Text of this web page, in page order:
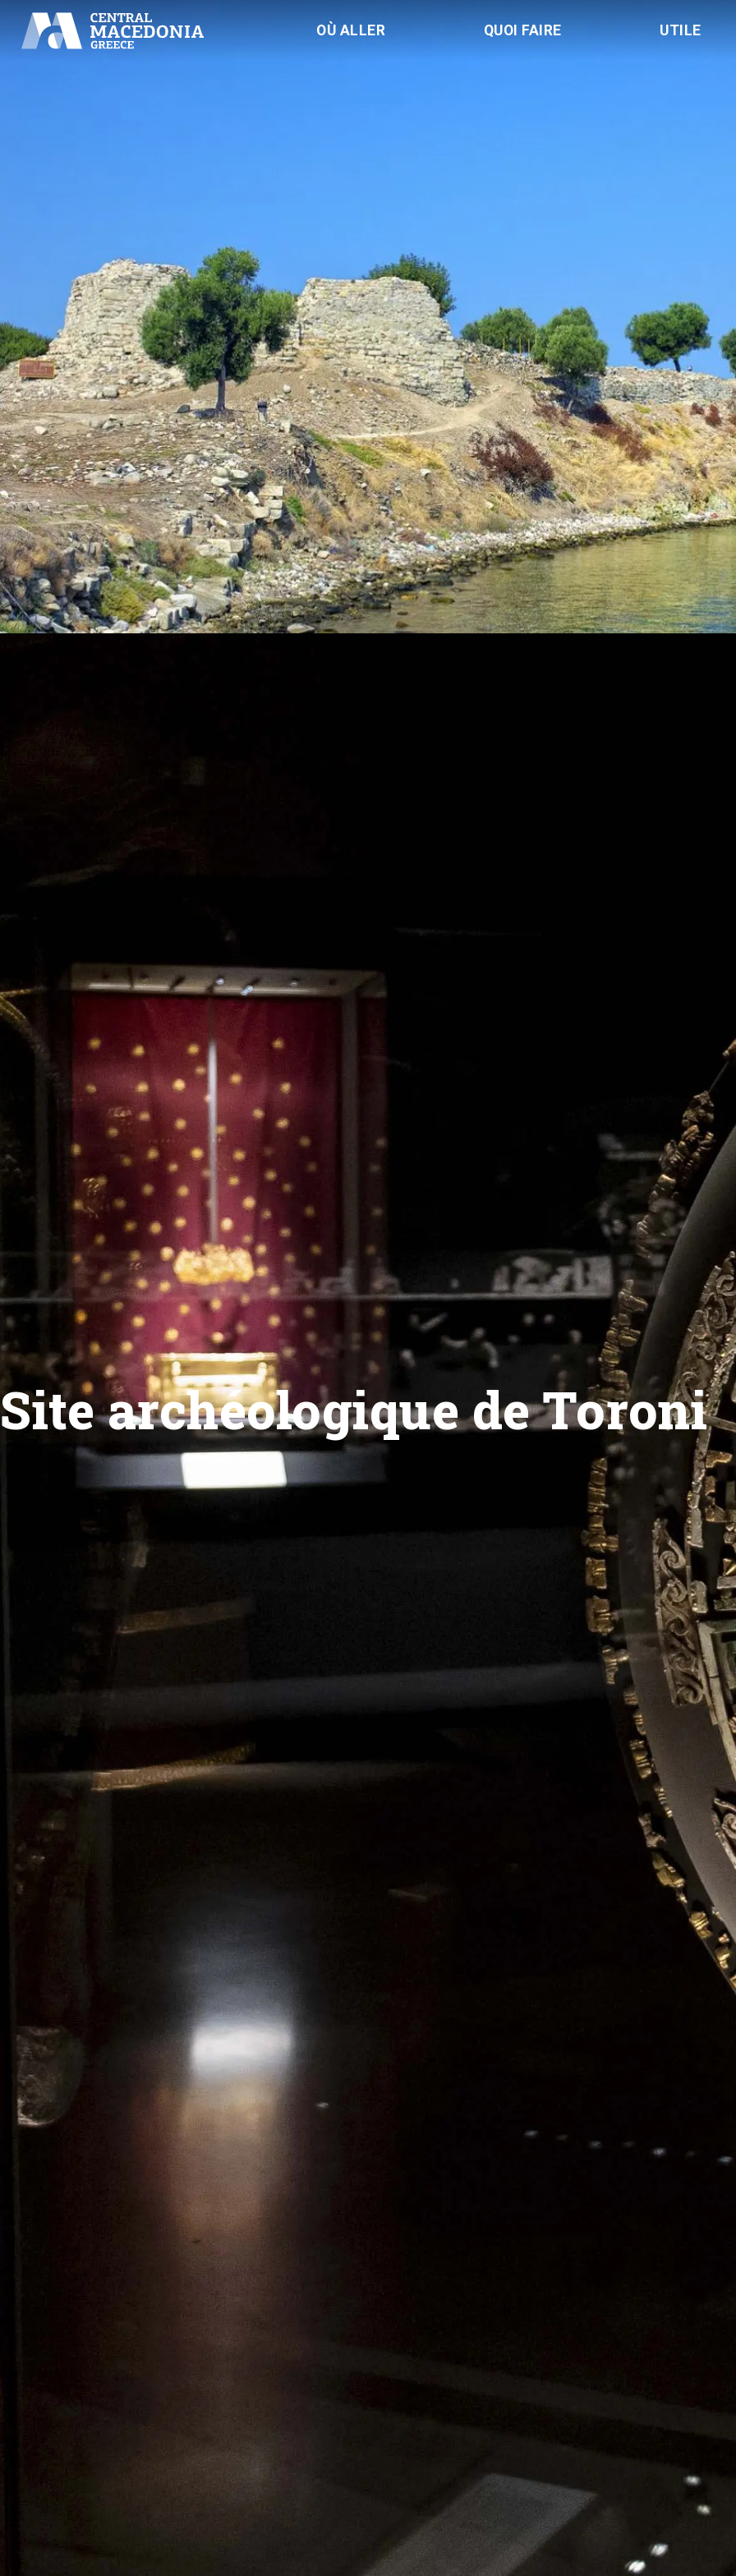
OÙ ALLER QUOI FAIRE UTILE
Site archéologique de Toroni